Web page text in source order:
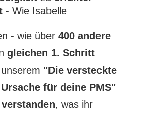
- Wie Isabelle
- wie über 400 andere
gleichen 1. Schritt
"Die versteckte
für deine PMS"
, was ihr